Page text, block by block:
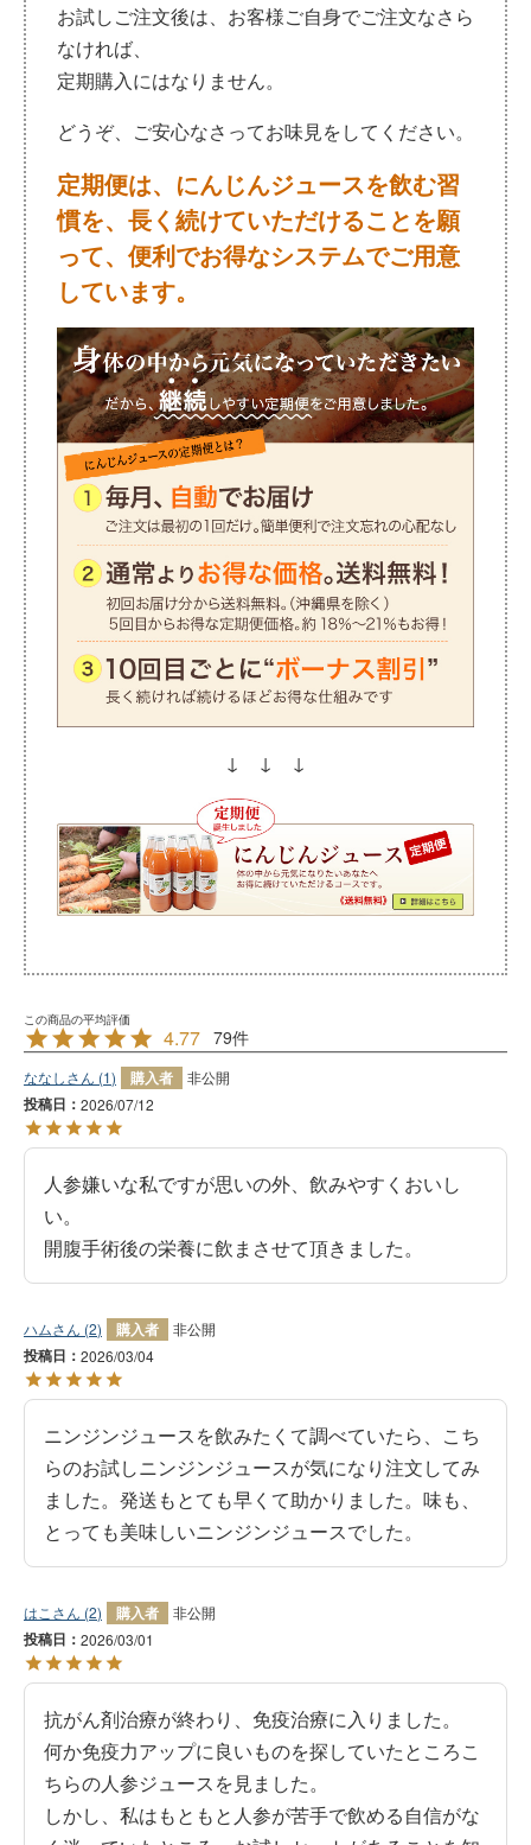
お試しご注文後は、お客様ご自身でご注文なさら
なければ、
定期購入にはなりません。
どうぞ、ご安心なさってお味見をしてください。
定期便は、にんじんジュースを飲む習
慣を、長く続けていただけることを願
って、便利でお得なシステムでご用意
しています。
↓ ↓ ↓
4.77 79
ななし 1 購入者 非公開
投稿日 2026/07/12
人参嫌いな私ですが思いの外、飲みやすくおいし
い。
開腹手術後の栄養に飲まさせて頂きました。
ハム 2 購入者 非公開
投稿日 2026/03/04
ニンジンジュースを飲みたくて調べていたら、こち
らのお試しニンジンジュースが気になり注文してみ
ました。発送もとても早くて助かりました。味も、
とっても美味しいニンジンジュースでした。
はこ 2 購入者 非公開
投稿日 2026/03/01
抗がん剤治療が終わり、免疫治療に入りました。
何か免疫力アップに良いものを探していたところこ
ちらの人参ジュースを見ました。
しかし、私はもともと人参が苦手で飲める自信がな